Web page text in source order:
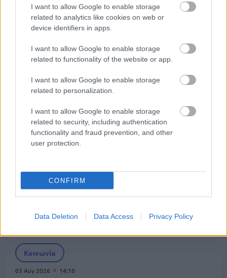
I want to allow Google to enable storage
related to analytics like cookies on web or
device identifiers in apps.
I want to allow Google to enable storage
related to functionality of the website or app.
I want to allow Google to enable storage
related to personalization.
I want to allow Google to enable storage
related to security, including authentication
functionality and fraud prevention, and other
user protection.
CONFIRM
Data Deletion Data Access Privacy Policy
04 Αυγ 2026 08:37
Φωτιά στη Δυτική Αττική: Ενεργές διάσπαρτες
εστίες - «Στάχτη» 130.000 στρέμματα
Κοινωνία
Φωτιά στη Δυτική Αττική: Συνεχίζονται οι
αναζωπυρώσεις - Ήχησε το 112 για εκκενώσεις
03 Αυγ 2026 14:32
Φωτιές: Κυκλοφοριακό «μπλόκο» σε Αλεποχώρι,
Ψάθα και Βίλια – Οι δρόμοι που παραμένουν
κλειστοί
Κοινωνία
03 Αυγ 2026 14:10